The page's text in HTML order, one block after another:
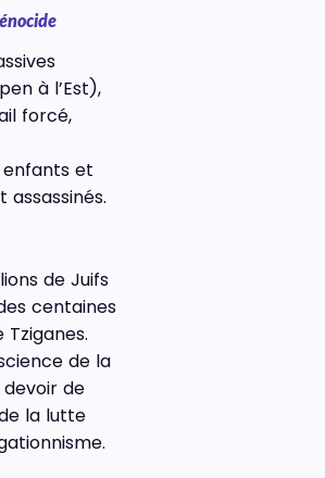
à l’Est),
forcé,
enfants et
assassinés.
de Juifs
centaines
de la
de
la lutte